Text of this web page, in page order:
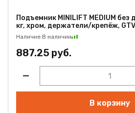
Подъемник MINILIFT MEDIUM
кг, хром, держатели/крепёж, GTV
Наличие:В наличии
887.25 руб.
В корзину